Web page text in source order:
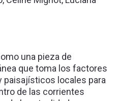
una pieza de
que toma los factores
locales para
de las corrientes